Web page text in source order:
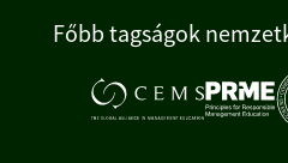
Főbb tagságok